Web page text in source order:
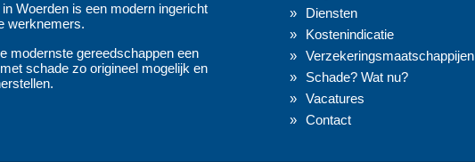
Woerden is een modern ingericht
werknemers.
modernste gereedschappen een
schade zo origineel mogelijk en
Diensten
Kostenindicatie
Verzekeringsmaatschappijen
Schade? Wat nu?
Vacatures
Contact